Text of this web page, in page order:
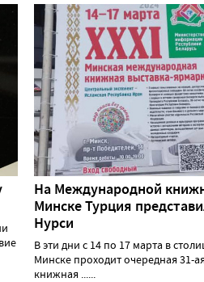
На Международной
Минске Турция
Нурси
В эти дни с 14 по 17 марта в
Минске проходит очередная 31-
книжная ......